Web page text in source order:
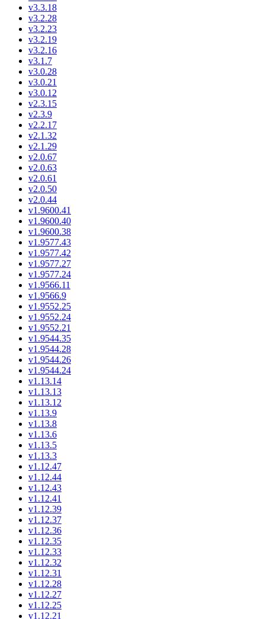
v3.3.18
v3.2.28
v3.2.23
v3.2.19
v3.2.16
v3.1.7
v3.0.28
v3.0.21
v3.0.12
v2.3.15
v2.3.9
v2.2.17
v2.1.32
v2.1.29
v2.0.67
v2.0.63
v2.0.61
v2.0.50
v2.0.44
v1.9600.41
v1.9600.40
v1.9600.38
v1.9577.43
v1.9577.42
v1.9577.27
v1.9577.24
v1.9566.11
v1.9566.9
v1.9552.25
v1.9552.24
v1.9552.21
v1.9544.35
v1.9544.28
v1.9544.26
v1.9544.24
v1.13.14
v1.13.13
v1.13.12
v1.13.9
v1.13.8
v1.13.6
v1.13.5
v1.13.3
v1.12.47
v1.12.44
v1.12.43
v1.12.41
v1.12.39
v1.12.37
v1.12.36
v1.12.35
v1.12.33
v1.12.32
v1.12.31
v1.12.28
v1.12.27
v1.12.25
v1.12.21